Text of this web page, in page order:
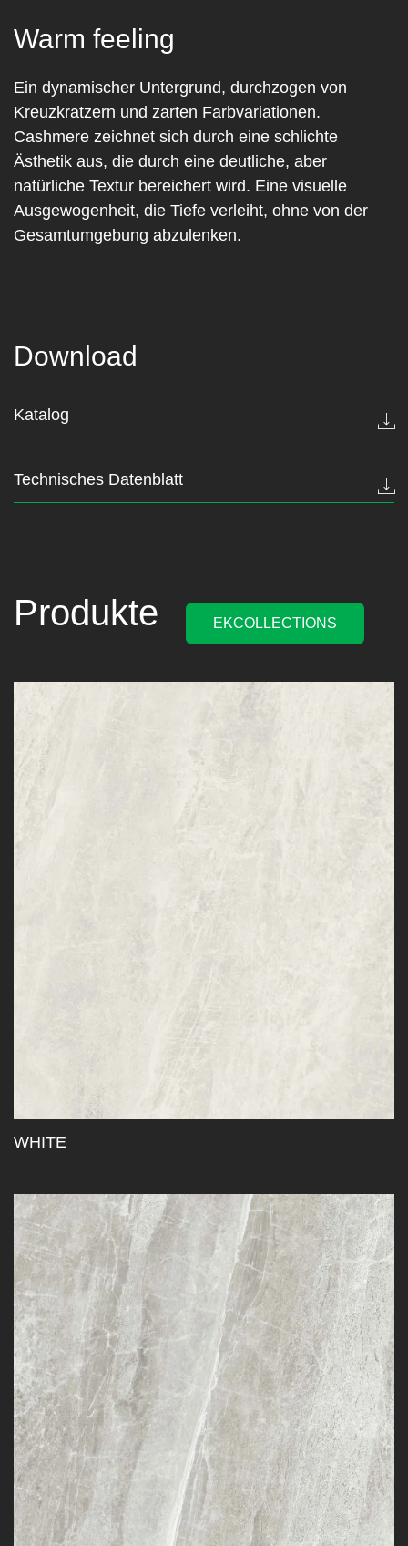
Warm feeling
Ein dynamischer Untergrund, durchzogen von
Kreuzkratzern und zarten Farbvariationen.
Cashmere zeichnet sich durch eine schlichte
Ästhetik aus, die durch eine deutliche, aber
natürliche Textur bereichert wird. Eine visuelle
Ausgewogenheit, die Tiefe verleiht, ohne von der
Gesamtumgebung abzulenken.
Download
Katalog
Technisches Datenblatt
Produkte EKCOLLECTIONS
WHITE